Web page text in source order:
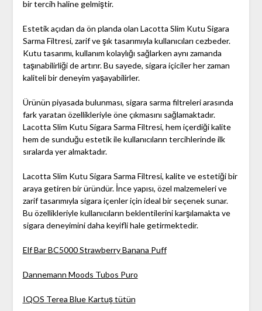
bir tercih haline gelmiştir.
Estetik açıdan da ön planda olan Lacotta Slim Kutu Sigara
Sarma Filtresi, zarif ve şık tasarımıyla kullanıcıları cezbeder.
Kutu tasarımı, kullanım kolaylığı sağlarken aynı zamanda
taşınabilirliği de artırır. Bu sayede, sigara içiciler her zaman
kaliteli bir deneyim yaşayabilirler.
Ürünün piyasada bulunması, sigara sarma filtreleri arasında
fark yaratan özellikleriyle öne çıkmasını sağlamaktadır.
Lacotta Slim Kutu Sigara Sarma Filtresi, hem içerdiği kalite
hem de sunduğu estetik ile kullanıcıların tercihlerinde ilk
sıralarda yer almaktadır.
Lacotta Slim Kutu Sigara Sarma Filtresi, kalite ve estetiği bir
araya getiren bir üründür. İnce yapısı, özel malzemeleri ve
zarif tasarımıyla sigara içenler için ideal bir seçenek sunar.
Bu özellikleriyle kullanıcıların beklentilerini karşılamakta ve
sigara deneyimini daha keyifli hale getirmektedir.
Elf Bar BC5000 Strawberry Banana Puff
Dannemann Moods Tubos Puro
IQOS Terea Blue Kartuş tütün